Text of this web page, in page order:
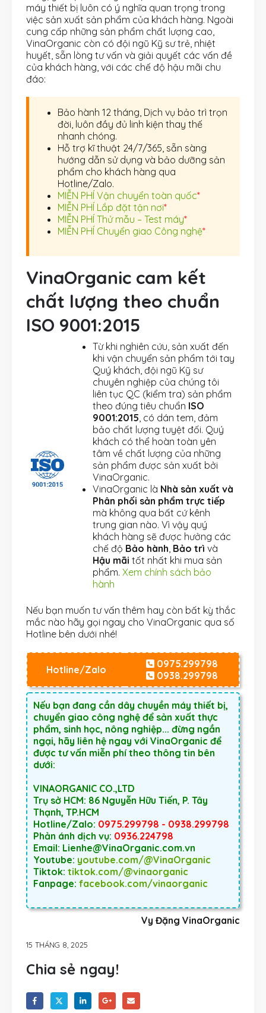
máy thiết bị luôn có ý nghĩa quan trọng trong
việc sản xuất sản phẩm của khách hàng. Ngoài
cung cấp những sản phẩm chất lượng cao,
VinaOrganic còn có đội ngũ Kỹ sư trẻ, nhiệt
huyết, sẵn lòng tư vấn và giải quyết các vấn đề
của khách hàng, với các chế độ hậu mãi chu
đáo:
Bảo hành 12 tháng, Dịch vụ bảo trì trọn
đời, luôn đầy đủ linh kiện thay thế
nhanh chóng.
Hỗ trợ kĩ thuật 24/7/365, sẵn sàng
hướng dẫn sử dụng và bảo dưỡng sản
phẩm cho khách hàng qua
Hotline/Zalo.
MIỄN PHÍ Vận chuyển toàn quốc*
MIỄN PHÍ Lắp đặt tận nơi*
MIỄN PHÍ Thử mẫu – Test máy*
MIỄN PHÍ Chuyển giao Công nghệ*
VinaOrganic cam kết
chất lượng theo chuẩn
ISO 9001:2015
Từ khi nghiên cứu, sản xuất đến
khi vận chuyển sản phẩm tới tay
Quý khách, đội ngũ Kỹ sư
chuyên nghiệp của chúng tôi
liên tục QC (kiểm tra) sản phẩm
theo đúng tiêu chuẩn ISO
9001:2015, có dán tem, đảm
bảo chất lượng tuyệt đối. Quý
khách có thể hoàn toàn yên
tâm về chất lượng của những
sản phẩm được sản xuất bởi
VinaOrganic.
VinaOrganic là Nhà sản xuất và
Phân phối sản phẩm trực tiếp
mà không qua bất cứ kênh
trung gian nào. Vì vậy quý
khách hàng sẽ được hưởng các
chế độ Bảo hành, Bảo trì và
Hậu mãi tốt nhất khi mua sản
phẩm. Xem chính sách bảo
hành
Nếu bạn muốn tư vấn thêm hay còn bất kỳ thắc
mắc nào hãy gọi ngay cho VinaOrganic qua số
Hotline bên dưới nhé!
Hotline/Zalo
0975.299798
0938.299798
Nếu bạn đang cần dây chuyền máy thiết bị,
chuyển giao công nghệ để sản xuất thực
phẩm, sinh học, nông nghiệp... đừng ngần
ngại, hãy liên hệ ngay với VinaOrganic để
được tư vấn miễn phí theo thông tin bên
dưới:
VINAORGANIC CO.,LTD
Trụ sở HCM: 86 Nguyễn Hữu Tiến, P. Tây
Thạnh, TP.HCM
Hotline/Zalo: 0975.299798 - 0938.299798
Phản ánh dịch vụ: 0936.224798
Email: Lienhe@VinaOrganic.com.vn
Youtube: youtube.com/@VinaOrganic
Tiktok: tiktok.com/@vinaorganic
Fanpage: facebook.com/vinaorganic
Vy Đặng VinaOrganic
15 THÁNG 8, 2025
Chia sẻ ngay!